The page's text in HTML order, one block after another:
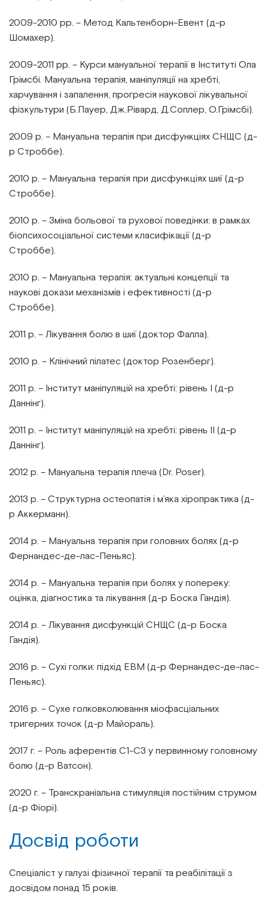
2009-2010 рр. – Метод Кальтенборн-Евент (д-р
Шомахер).
2009-2011 рр. – Курси мануальної терапії в Інституті Ола
Грімсбі. Мануальна терапія, маніпуляції на хребті,
харчування і запалення, прогресія наукової лікувальної
фізкультури (Б.Пауер, Дж.Рівард, Д.Соплер, О.Грімсбі).
2009 р. – Мануальна терапія при дисфункціях СНЩС (д-
р Строббе).
2010 р. – Мануальна терапія при дисфункціях шиї (д-р
Строббе).
2010 р. – Зміна больової та рухової поведінки: в рамках
біопсихосоціальної системи класифікації (д-р
Строббе).
2010 р. – Мануальна терапія: актуальні концепції та
наукові докази механізмів і ефективності (д-р
Строббе).
2011 р. – Лікування болю в шиї (доктор Фалла).
2010 р. – Клінічний пілатес (доктор Розенберг).
2011 р. – Інститут маніпуляцій на хребті: рівень I (д-р
Даннінг).
2011 р. – Інститут маніпуляцій на хребті: рівень II (д-р
Даннінг).
2012 р. – Мануальна терапія плеча (Dr. Poser).
2013 р. – Структурна остеопатія і м’яка хіропрактика (д-
р Аккерманн).
2014 р. – Мануальна терапія при головних болях (д-р
Фернандес-де-лас-Пеньяс).
2014 р. – Мануальна терапія при болях у попереку:
оцінка, діагностика та лікування (д-р Боска Гандія).
2014 р. – Лікування дисфункцій СНЩС (д-р Боска
Гандія).
2016 р. – Сухі голки: підхід EBM (д-р Фернандес-де-лас-
Пеньяс).
2016 р. – Сухе голковколювання міофасціальних
тригерних точок (д-р Майораль).
2017 г. – Роль аферентів С1-С3 у первинному головному
болю (д-р Ватсон).
2020 г. – Транскраніальна стимуляція постійним струмом
(д-р Фіорі).
Досвід роботи
Спеціаліст у галузі фізичної терапії та реабілітації з
досвідом понад 15 років.